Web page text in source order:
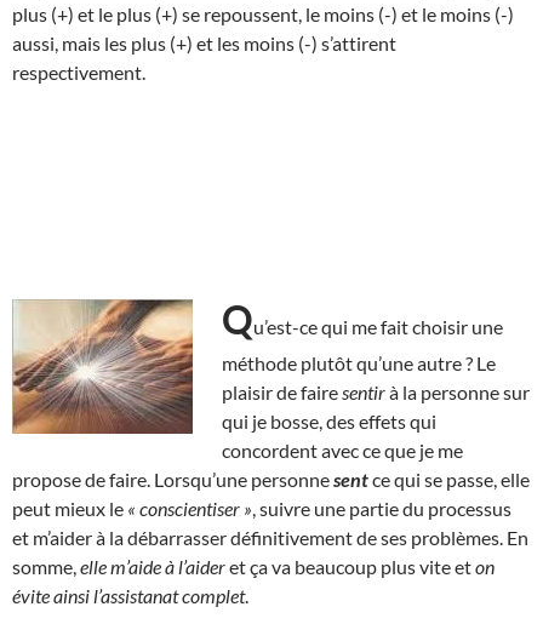
plus (+) et le plus (+) se repoussent, le moins (-) et le moins (-)
aussi, mais les plus (+) et les moins (-) s’attirent
respectivement.
Qu’est-ce qui me fait choisir une
méthode plutôt qu’une autre ? Le
plaisir de faire sentirà la personne sur
qui je bosse, des effets qui
concordent avec ce que je me
propose de faire. Lorsqu’une personnesentce qui se passe, elle
peut mieux le « conscientiser » , suivre une partie du processus
et m’aider à la débarrasser définitivement de ses problèmes. En
somme, elle m’aide à l’aideret ça va beaucoup plus vite eton
évite ainsi l’assistanat complet.